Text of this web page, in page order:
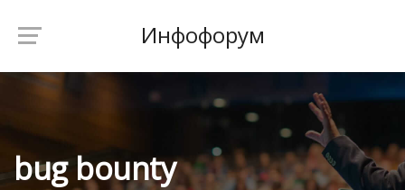
Инфофорум
bug bounty